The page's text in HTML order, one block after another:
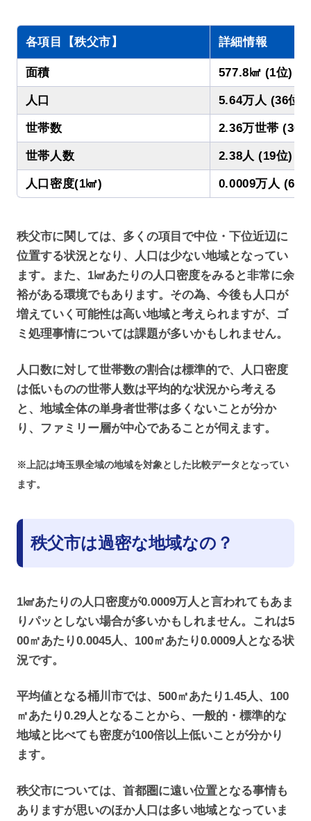
各項目【秩父市】 詳細情報
面積 577.8㎢ (1位)
人口 5.64万人 (36位)
世帯数 2.36万世帯 (36
世帯人数 2.38人 (19位)
人口密度(1㎢) 0.0009万人 (61
秩父市に関しては、多くの項目で中位・下位近辺に
位置する状況となり、人口は少ない地域となってい
ます。また、1㎢あたりの人口密度をみると非常に余
裕がある環境でもあります。その為、今後も人口が
増えていく可能性は高い地域と考えられますが、ゴ
ミ処理事情については課題が多いかもしれません。
人口数に対して世帯数の割合は標準的で、人口密度
は低いものの世帯人数は平均的な状況から考える
と、地域全体の単身者世帯は多くないことが分か
り、ファミリー層が中心であることが伺えます。
※上記は埼玉県全域の地域を対象とした比較データとなってい
ます。
秩父市は過密な地域なの？
1㎢あたりの人口密度が0.0009万人と言われてもあま
りパッとしない場合が多いかもしれません。これは5
00㎡あたり0.0045人、100㎡あたり0.0009人となる状
況です。
平均値となる桶川市では、500㎡あたり1.45人、100
㎡あたり0.29人となることから、一般的・標準的な
地域と比べても密度が100倍以上低いことが分かり
ます。
秩父市については、首都圏に遠い位置となる事情も
ありますが思いのほか人口は多い地域となっていま